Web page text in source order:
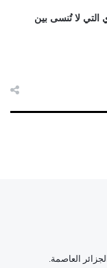
التي لا تُنسى بين
العاصمة.